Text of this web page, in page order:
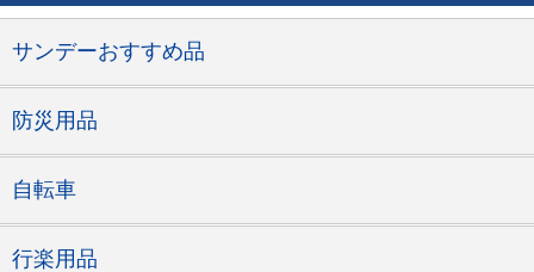
サンデーおすすめ品
防災用品
自転車
行楽用品